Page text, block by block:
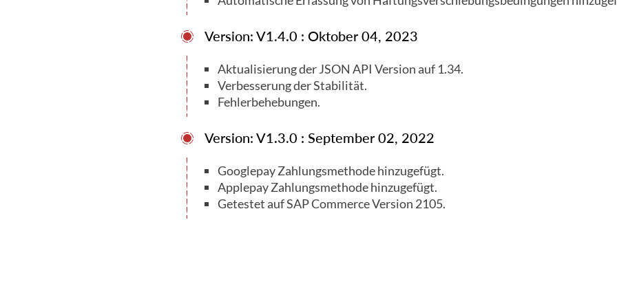
Version: V1.4.0 : Oktober 04, 2023
Aktualisierung der JSON API Version auf 1.34.
Verbesserung der Stabilität.
Fehlerbehebungen.
Version: V1.3.0 : September 02, 2022
Googlepay Zahlungsmethode hinzugefügt.
Applepay Zahlungsmethode hinzugefügt.
Getestet auf SAP Commerce Version 2105.